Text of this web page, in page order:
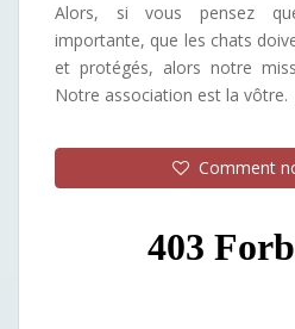
Alors, si vous pensez
importante, que les chats
et protégés, alors notre
Notre association est la vôtre.
Comment